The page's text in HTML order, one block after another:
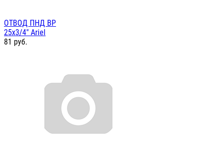
ОТВОД ПНД ВР
25х3/4" Ariel
81 руб.